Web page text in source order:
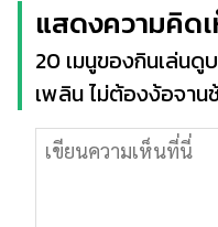
แสดงความคิด
20 เมนูของกินเล่น
เพลิน ไม่ต้องง้อจาน